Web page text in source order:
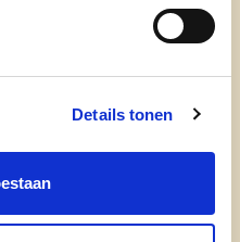
Details tonen